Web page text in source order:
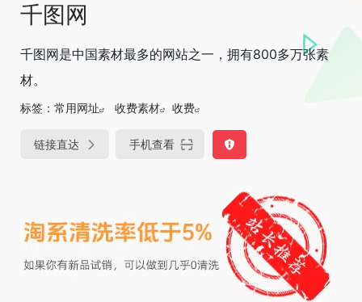
千图网
千图网是中国素材最多的网站之一，拥有800多万张素
材。
标签： 常用网址 收费素材 收费
链接直达 手机查看